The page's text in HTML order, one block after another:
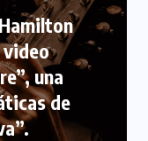
video
una
de
con